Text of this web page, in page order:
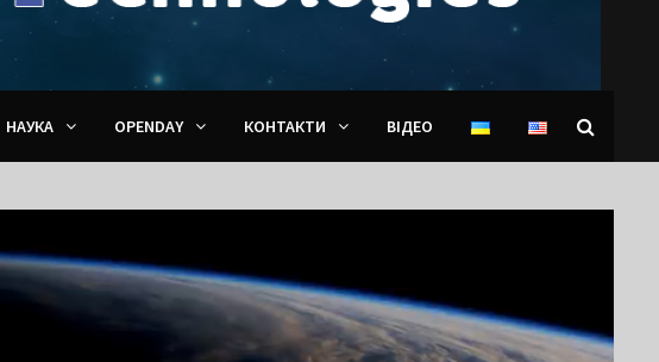
НАУКА OPENDAY КОНТАКТИ ВІДЕО